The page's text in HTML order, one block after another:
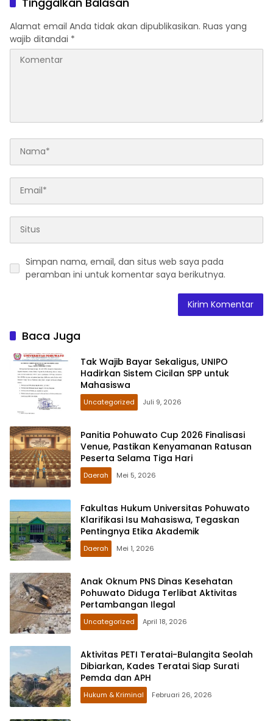
Alamat email Anda tidak akan dipublikasikan. Ruas yang
wajib ditandai *
Simpan nama, email, dan situs web saya pada
peramban ini untuk komentar saya berikutnya.
Baca Juga
Tak Wajib Bayar Sekaligus, UNIPO
Hadirkan Sistem Cicilan SPP untuk
Mahasiswa
Uncategorized Juli 9, 2026
Panitia Pohuwato Cup 2026 Finalisasi
Venue, Pastikan Kenyamanan Ratusan
Peserta Selama Tiga Hari
Daerah Mei 5, 2026
Fakultas Hukum Universitas Pohuwato
Klarifikasi Isu Mahasiswa, Tegaskan
Pentingnya Etika Akademik
Daerah Mei 1, 2026
Anak Oknum PNS Dinas Kesehatan
Pohuwato Diduga Terlibat Aktivitas
Pertambangan Ilegal
Uncategorized April 18, 2026
Aktivitas PETI Teratai-Bulangita Seolah
Dibiarkan, Kades Teratai Siap Surati
Pemda dan APH
Hukum & Kriminal Februari 26, 2026